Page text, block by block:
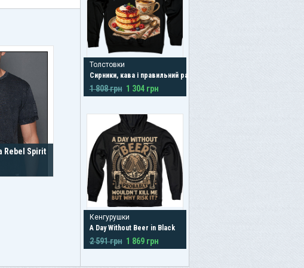
Rebel Spirit
Толстовки
Сирники, кава і правильний ранок
1 808 грн 1 304 грн
Кенгурушки
A Day Without Beer in Black
2 591 грн 1 869 грн